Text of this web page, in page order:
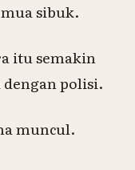
sibuk.
itu semakin
polisi.
muncul.